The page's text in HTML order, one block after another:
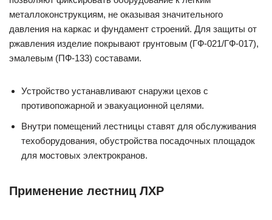
металлоконструкциям, не оказывая значительного
давления на каркас и фундамент строений. Для защиты от
ржавления изделие покрывают грунтовым (ГФ-021/ГФ-017),
эмалевым (ПФ-133) составами.
Устройство устанавливают снаружи цехов с
противопожарной и эвакуационной целями.
Внутри помещений лестницы ставят для обслуживания
техоборудования, обустройства посадочных площадок
для мостовых электрокранов.
Применение лестниц ЛХР